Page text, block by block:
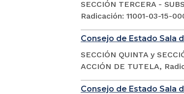
SECCIÓN TERCERA -
Radicación: 11001-03-15-
Consejo de Estado Sala
SECCIÓN QUINTA y
ACCIÓN DE TUTELA,
Consejo de Estado Sala